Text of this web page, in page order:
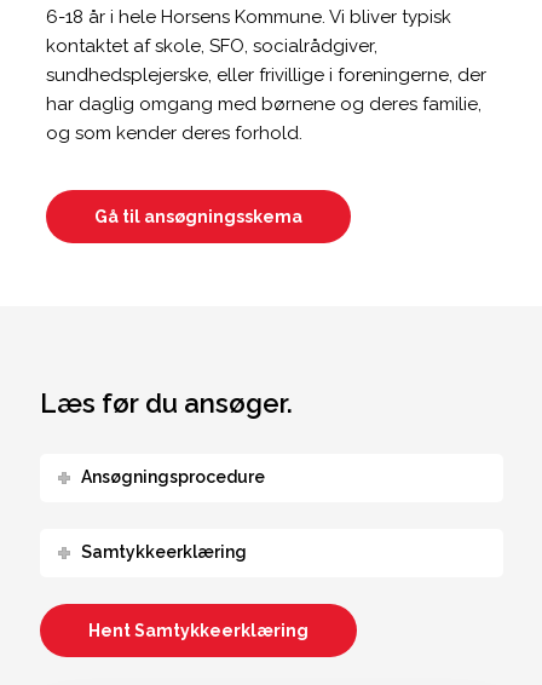
6-18 år i hele Horsens Kommune. Vi bliver typisk
kontaktet af skole, SFO, socialrådgiver,
sundhedsplejerske, eller frivillige i foreningerne, der
har daglig omgang med børnene og deres familie,
og som kender deres forhold.
Gå til ansøgningsskema
Læs før du ansøger.
Ansøgningsprocedure
Samtykkeerklæring
Hent Samtykkeerklæring